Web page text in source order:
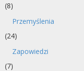
(8)
Przemyślenia
(24)
Zapowiedzi
(7)